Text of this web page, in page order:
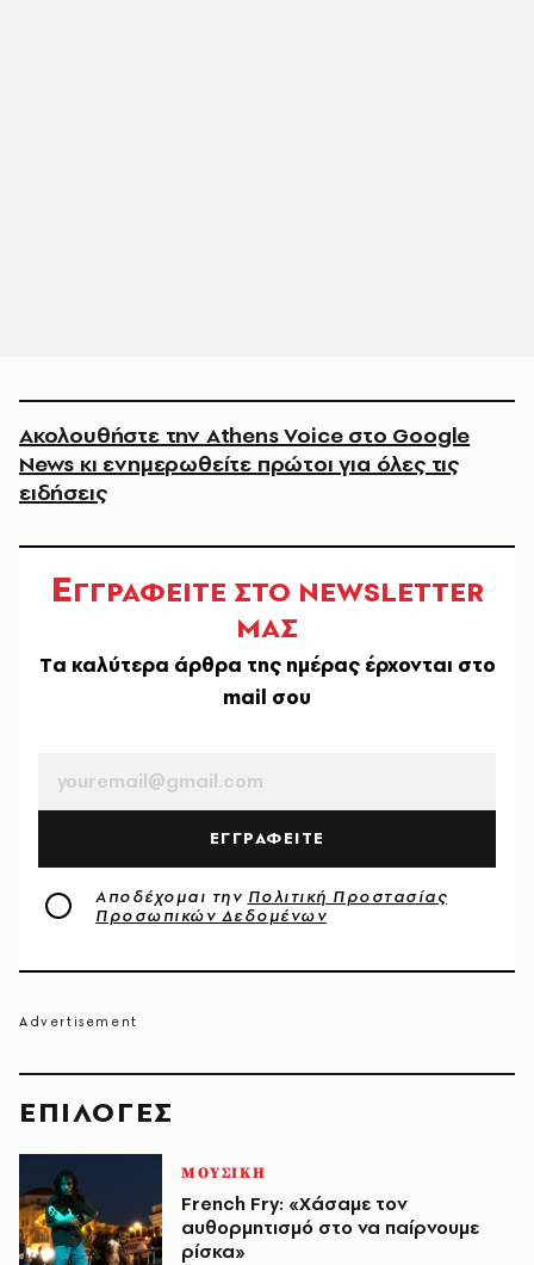
EΠΙΛΟΓΈΣ
ΜΟΥΣΙΚΗ
French Fry: «Χάσαμε τον
αυθορμητισμό στο να παίρνουμε
ρίσκα»
Ακολουθήστε την Athens Voice στο Google
News κι ενημερωθείτε πρώτοι για όλες τις
ειδήσεις
ΕΓΓΡΑΦΕΙΤΕ ΣΤΟ NEWSLETTER
ΜΑΣ
Tα καλύτερα άρθρα της ημέρας έρχονται στο
mail σου
ΕΓΓΡΑΦΕΙΤΕ
Αποδέχομαι την Πολιτική Προστασίας
Προσωπικών Δεδομένων